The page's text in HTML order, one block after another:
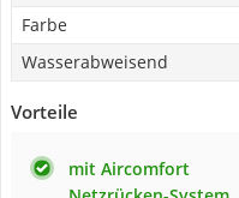
Farbe
Wasserabweisend
Vorteile
mit Aircomfort